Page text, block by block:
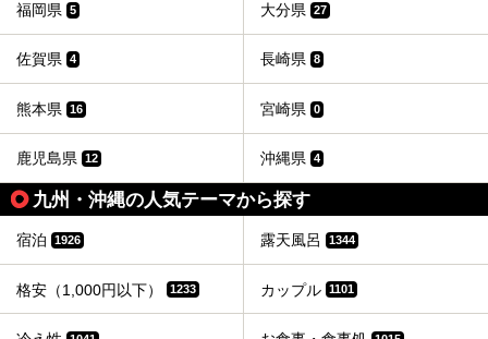
福岡県 5 大分県 27
佐賀県 4 長崎県 8
熊本県 16 宮崎県 0
鹿児島県 12 沖縄県 4
九州・沖縄の人気テーマから探す
宿泊 1926 露天風呂 1344
格安（1,000円以下） 1233 カップル 1101